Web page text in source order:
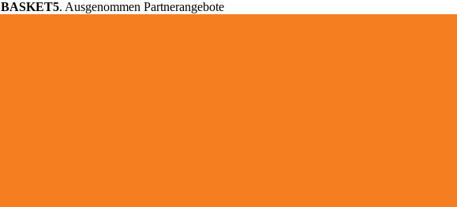
BASKET5. Ausgenommen Partnerangebote